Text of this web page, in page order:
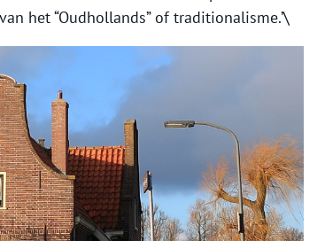
het “Oudhollands” of traditionalisme.’\